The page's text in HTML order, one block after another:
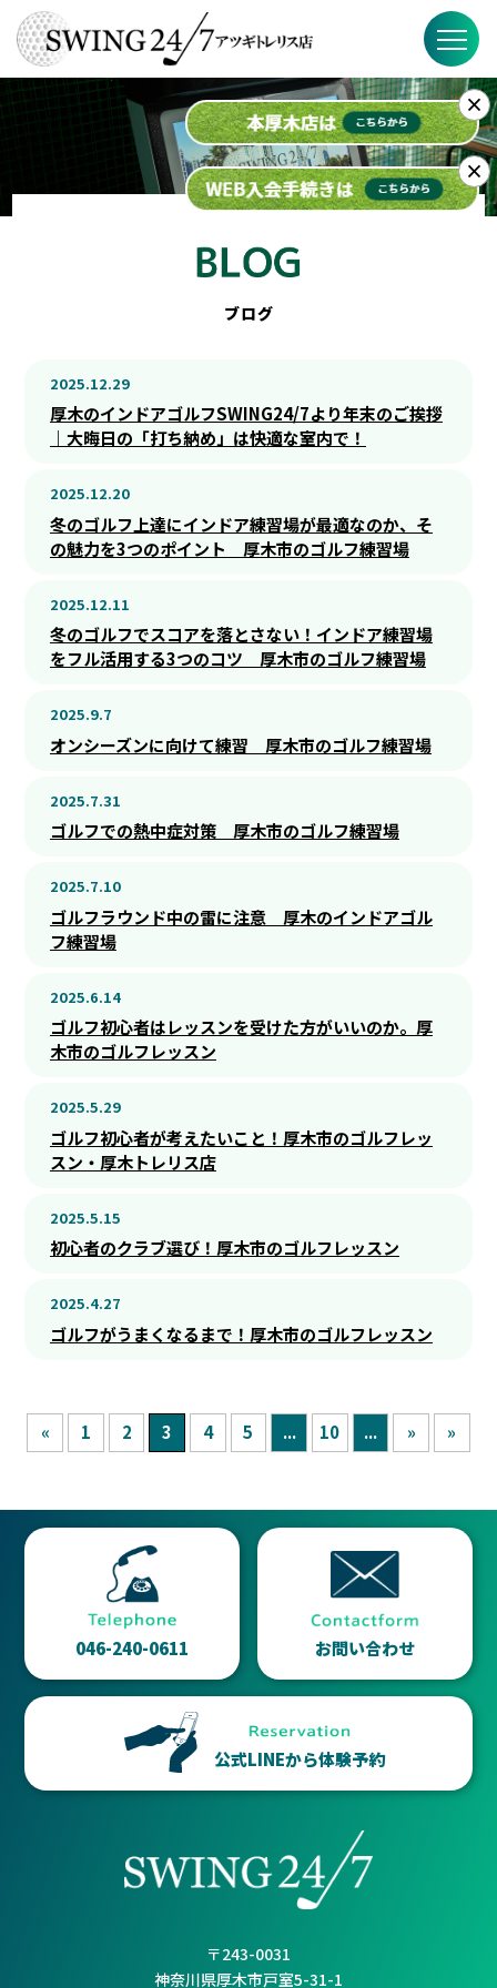
SWING24/7の特徴
料金
スケジュール
店舗概要
ブログ
2025.12.29
厚木のインドアゴルフSWING24/7より年末のご挨拶
｜大晦日の「打ち納め」は快適な室内で！
2025.12.20
冬のゴルフ上達にインドア練習場が最適なのか、そ
の魅力を3つのポイント 厚木市のゴルフ練習場
2025.12.11
冬のゴルフでスコアを落とさない！インドア練習場
をフル活用する3つのコツ 厚木市のゴルフ練習場
2025.9.7
オンシーズンに向けて練習 厚木市のゴルフ練習場
2025.7.31
ゴルフでの熱中症対策 厚木市のゴルフ練習場
2025.7.10
ゴルフラウンド中の雷に注意 厚木のインドアゴル
フ練習場
2025.6.14
ゴルフ初心者はレッスンを受けた方がいいのか。厚
木市のゴルフレッスン
2025.5.29
ゴルフ初心者が考えたいこと！厚木市のゴルフレッ
スン・厚木トレリス店
2025.5.15
初心者のクラブ選び！厚木市のゴルフレッスン
2025.4.27
ゴルフがうまくなるまで！厚木市のゴルフレッスン
« 1 2 3 4 5 ... 10 ... » »
046-240-0611 お問い合わせ
公式LINEから体験予約
〒243-0031
神奈川県厚木市戸室5-31-1
×
×